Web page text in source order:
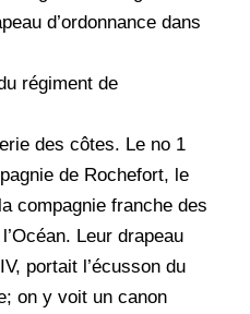
d’ordonnance dans
régiment de
des côtes. Le no 1
de Rochefort, le
compagnie franche des
Leur drapeau
portait l’écusson du
on y voit un canon